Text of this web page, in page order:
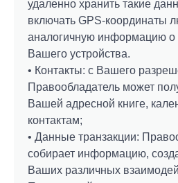
удаленно хранить такие
включать GPS-координаты
аналогичную информацию о
Вашего устройства.
• Контакты: с Вашего
Правообладатель может
Вашей адресной книге,
контактам;
• Данные транзакции:
собирает информацию,
Ваших различных